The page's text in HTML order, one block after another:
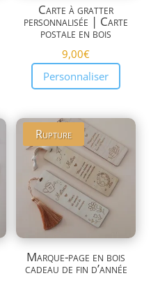
Carte à gratter
personnalisée | Carte
postale en bois
9,00€
Personnaliser
Rupture
Marque-page en bois
cadeau de fin d’année